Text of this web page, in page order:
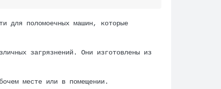
для поломоечных машин, которые
загрязнений. Они изготовлены из
месте или в помещении.